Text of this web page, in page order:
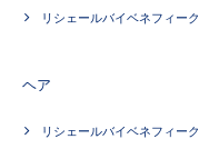
リシェールバイベネフィーク
ヘア
リシェールバイベネフィーク